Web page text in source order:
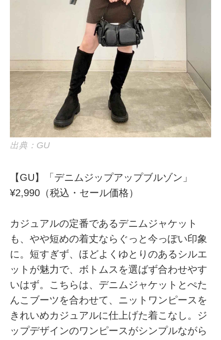
出典：GU
【GU】「デニムジップアップブルゾン」
¥2,990（税込・セール価格）
カジュアルの定番であるデニムジャケット
も、やや短めの着丈ならぐっと今っぽい印象
に。短すぎず、ほどよくゆとりのあるシルエ
ットが魅力で、ボトムスを選ばず合わせやす
いはず。こちらは、デニムジャケットとぺた
んこブーツを合わせて、ニットワンピースを
きれいめカジュアルに仕上げた着こなし。ジ
ップデザインのワンピースがシンプルながら